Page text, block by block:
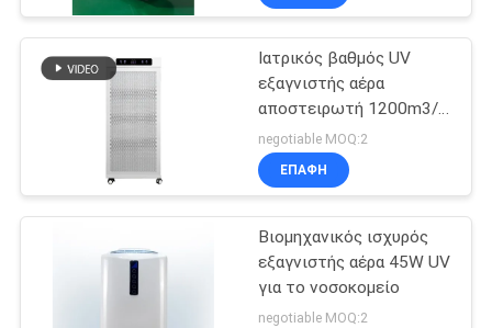
Εξολκέας καπνών
κομμωτηρίων
Ιατρικός βαθμός UV
εξαγνιστής αέρα
αποστειρωτή 1200m3/h
για το σχολείο
negotiable MOQ:2
ΕΠΑΦΉ
Βιομηχανικός ισχυρός
εξαγνιστής αέρα 45W UV
για το νοσοκομείο
negotiable MOQ:2